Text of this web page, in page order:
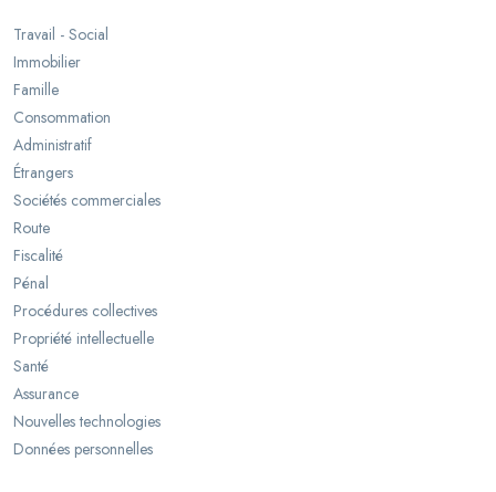
Travail - Social
Immobilier
Famille
Consommation
Administratif
Étrangers
Sociétés commerciales
Route
Fiscalité
Pénal
Procédures collectives
Propriété intellectuelle
Santé
Assurance
Nouvelles technologies
Données personnelles